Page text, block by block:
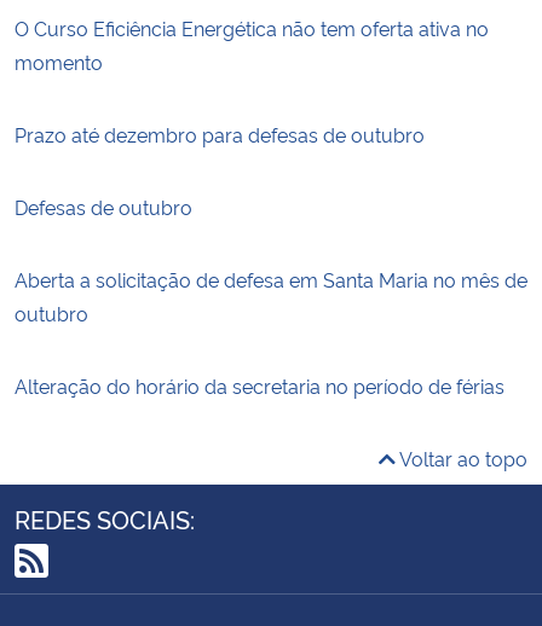
O Curso Eficiência Energética não tem oferta ativa no
momento
Prazo até dezembro para defesas de outubro
Defesas de outubro
Aberta a solicitação de defesa em Santa Maria no mês de
outubro
Alteração do horário da secretaria no período de férias
Voltar ao topo
REDES SOCIAIS:
RSS